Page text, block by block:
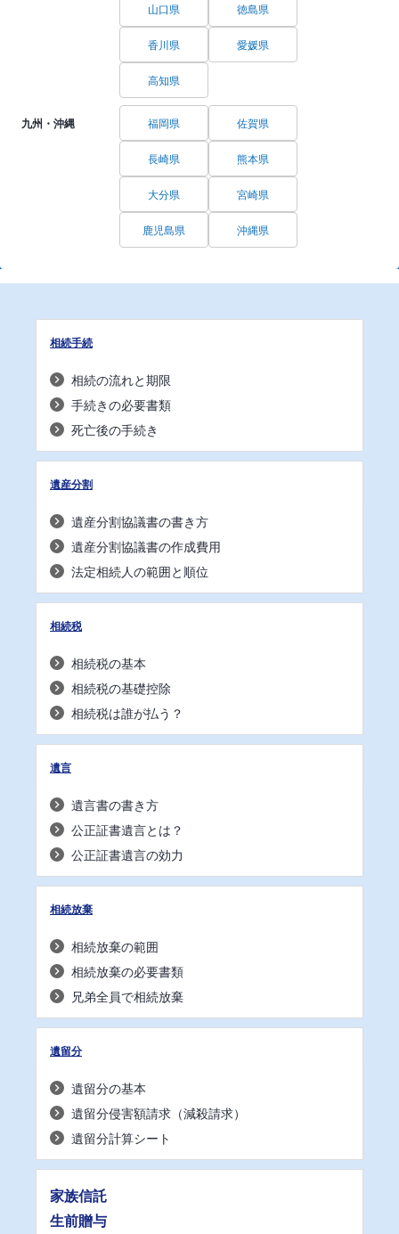
山口県 徳島県
香川県 愛媛県
高知県
九州・沖縄 福岡県 佐賀県
長崎県 熊本県
大分県 宮崎県
鹿児島県 沖縄県
相続手続
相続の流れと期限
手続きの必要書類
死亡後の手続き
遺産分割
遺産分割協議書の書き方
遺産分割協議書の作成費用
法定相続人の範囲と順位
相続税
相続税の基本
相続税の基礎控除
相続税は誰が払う？
遺言
遺言書の書き方
公正証書遺言とは？
公正証書遺言の効力
相続放棄
相続放棄の範囲
相続放棄の必要書類
兄弟全員で相続放棄
遺留分
遺留分の基本
遺留分侵害額請求（減殺請求）
遺留分計算シート
家族信託
生前贈与